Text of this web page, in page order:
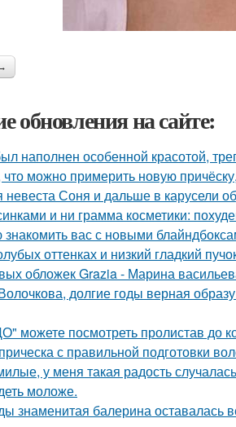
обновления на сайте:
наполнен особенной красотой,
можно примерить новую
невеста Соня и дальше в карусели
и ни грамма косметики:
вас с новыми
оттенках и низкий гладкий
обложек Grazia - Марина
долгие годы верная
можете посмотреть пролистав до
с правильной подготовки
у меня такая радость
моложе.
знаменитая балерина